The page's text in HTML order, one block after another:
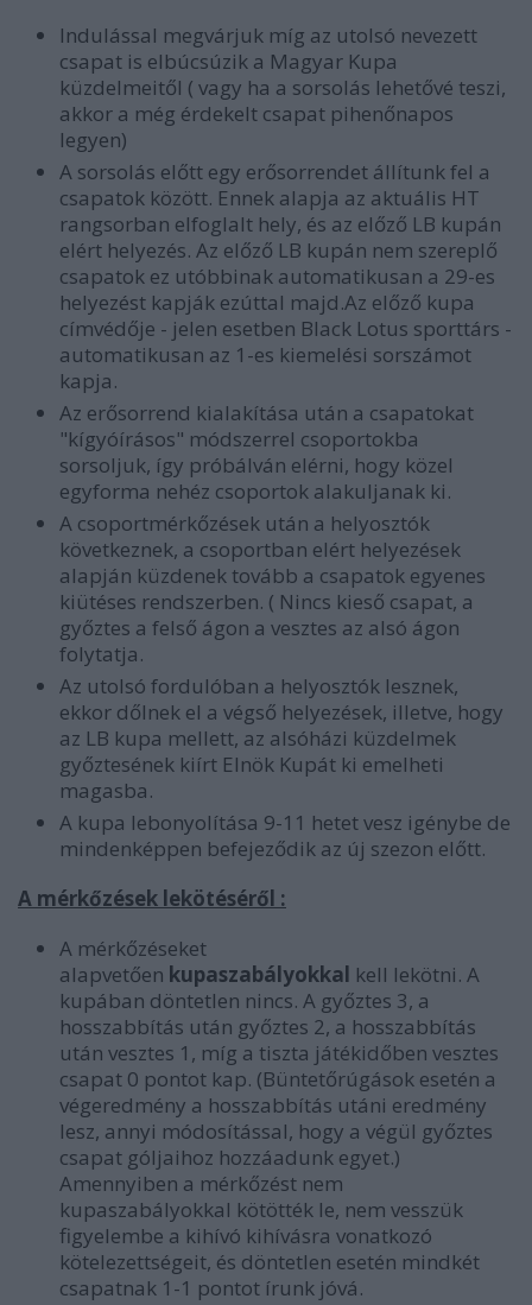
Indulással megvárjuk míg az utolsó nevezett
csapat is elbúcsúzik a Magyar Kupa
küzdelmeitől ( vagy ha a sorsolás lehetővé teszi,
akkor a még érdekelt csapat pihenőnapos
legyen)
A sorsolás előtt egy erősorrendet állítunk fel a
csapatok között. Ennek alapja az aktuális HT
rangsorban elfoglalt hely, és az előző LB kupán
elért helyezés. Az előző LB kupán nem szereplő
csapatok ez utóbbinak automatikusan a 29-es
helyezést kapják ezúttal majd.Az előző kupa
címvédője - jelen esetben Black Lotus sporttárs -
automatikusan az 1-es kiemelési sorszámot
kapja.
Az erősorrend kialakítása után a csapatokat
"kígyóírásos" módszerrel csoportokba
sorsoljuk, így próbálván elérni, hogy közel
egyforma nehéz csoportok alakuljanak ki.
A csoportmérkőzések után a helyosztók
következnek, a csoportban elért helyezések
alapján küzdenek tovább a csapatok egyenes
kiütéses rendszerben. ( Nincs kieső csapat, a
győztes a felső ágon a vesztes az alsó ágon
folytatja.
Az utolsó fordulóban a helyosztók lesznek,
ekkor dőlnek el a végső helyezések, illetve, hogy
az LB kupa mellett, az alsóházi küzdelmek
győztesének kiírt Elnök Kupát ki emelheti
magasba.
A kupa lebonyolítása 9-11 hetet vesz igénybe de
mindenképpen befejeződik az új szezon előtt.
A mérkőzések lekötéséről :
A mérkőzéseket
alapvetően kupaszabályokkal kell lekötni. A
kupában döntetlen nincs. A győztes 3, a
hosszabbítás után győztes 2, a hosszabbítás
után vesztes 1, míg a tiszta játékidőben vesztes
csapat 0 pontot kap. (Büntetőrúgások esetén a
végeredmény a hosszabbítás utáni eredmény
lesz, annyi módosítással, hogy a végül győztes
csapat góljaihoz hozzáadunk egyet.)
Amennyiben a mérkőzést nem
kupaszabályokkal kötötték le, nem vesszük
figyelembe a kihívó kihívásra vonatkozó
kötelezettségeit, és döntetlen esetén mindkét
csapatnak 1-1 pontot írunk jóvá.